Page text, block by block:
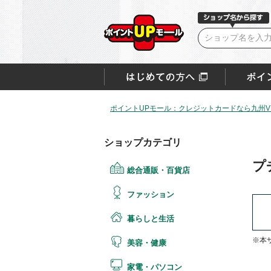
ポイントUPモール：クレジットカードなら九州
ショップカテゴリ
総合通販・百貨店
ファッション
暮らしと生活
美容・健康
家電・パソコン
プ
※本